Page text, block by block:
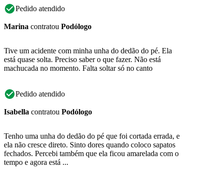
Pedido atendido
Marina contratou Podólogo
Tive um acidente com minha unha do dedão do pé. Ela
está quase solta. Preciso saber o que fazer. Não está
machucada no momento. Falta soltar só no canto
Pedido atendido
Isabella contratou Podólogo
Tenho uma unha do dedão do pé que foi cortada errada, e
ela não cresce direto. Sinto dores quando coloco sapatos
fechados. Percebi também que ela ficou amarelada com o
tempo e agora está ...